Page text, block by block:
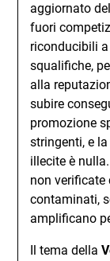
aggiornato
fuori
riconducibili
squalifiche,
alla
subire
promozione
stringenti, e
illecite è
non
contaminati,
amplificano
Il tema della